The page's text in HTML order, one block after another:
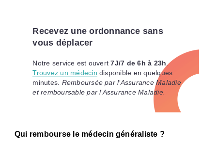
Recevez une ordonnance sans
vous déplacer
Notre service est ouvert7J/7 de 6h à 23h.
Trouvez un médecin disponible en quelques
minutes. Remboursée par l’Assurance Maladie
et remboursable par l’Assurance Maladie.
Qui rembourse le médecin généraliste ?